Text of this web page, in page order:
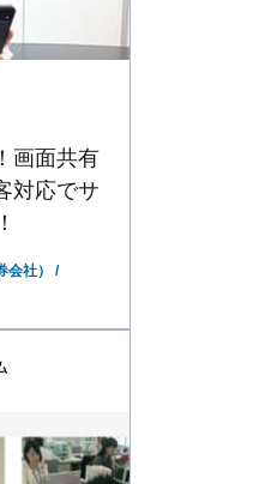
画面共有
対応でサ
社）